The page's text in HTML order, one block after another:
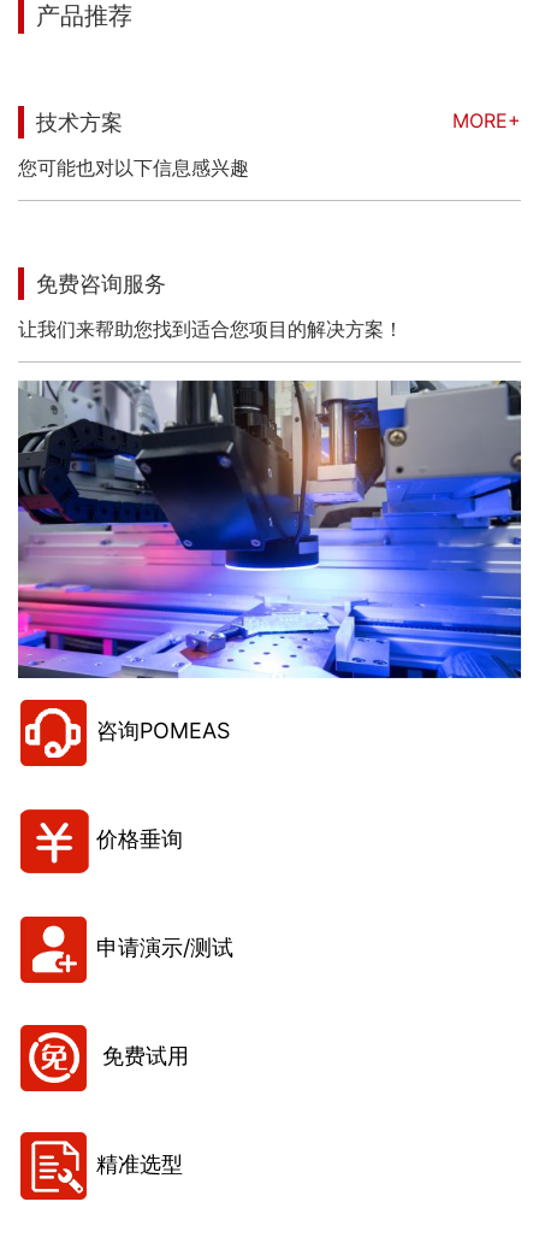
产品推荐
技术方案
MORE+
您可能也对以下信息感兴趣
免费咨询服务
让我们来帮助您找到适合您项目的解决方案！
咨询POMEAS
价格垂询
申请演示/测试
免费试用
精准选型